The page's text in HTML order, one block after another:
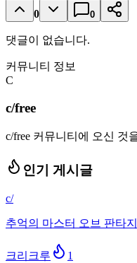
0 0
댓글이 없습니다.
커뮤니티 정보
C
c/free
c/free 커뮤니티에 오신 것
인기 게시글
c/
추억의 마스터 오브 판타
크리크루
1